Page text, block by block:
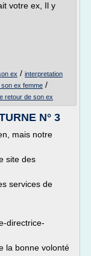
votre ex, Il y
ex / interpretation
ex femme /
retour de son ex
N° 3
mais notre
site des
services de
directrice-
la bonne volonté